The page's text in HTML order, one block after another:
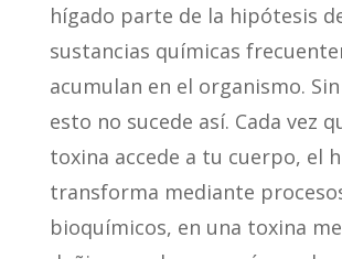
hígado parte de la hipótesis
sustancias químicas
acumulan en el organismo.
esto no sucede así. Cada vez
toxina accede a tu cuerpo, el
transforma mediante
bioquímicos, en una toxina